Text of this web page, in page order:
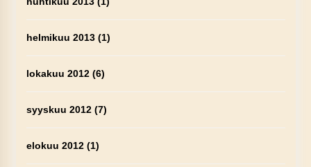
helmikuu 2013(1)
lokakuu 2012(6)
syyskuu 2012(7)
elokuu 2012(1)